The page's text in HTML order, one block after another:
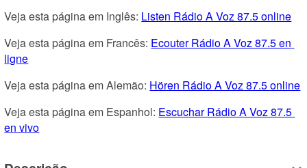
Veja esta página em Inglês: Listen Rádio A Voz 87.5 online
Veja esta página em Francês: Ecouter Rádio A Voz 87.5 en
ligne
Veja esta página em Alemão: Hören Rádio A Voz 87.5 online
Veja esta página em Espanhol: Escuchar Rádio A Voz 87.5
en vivo